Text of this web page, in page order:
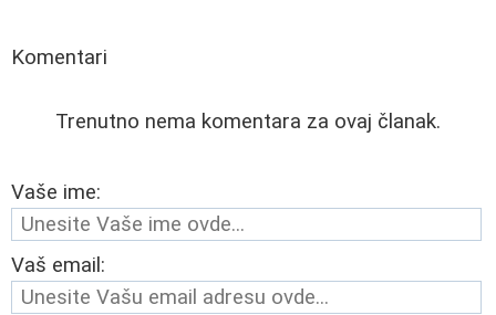
Komentari
Trenutno nema komentara za ovaj članak.
Vaše ime:
Vaš email: